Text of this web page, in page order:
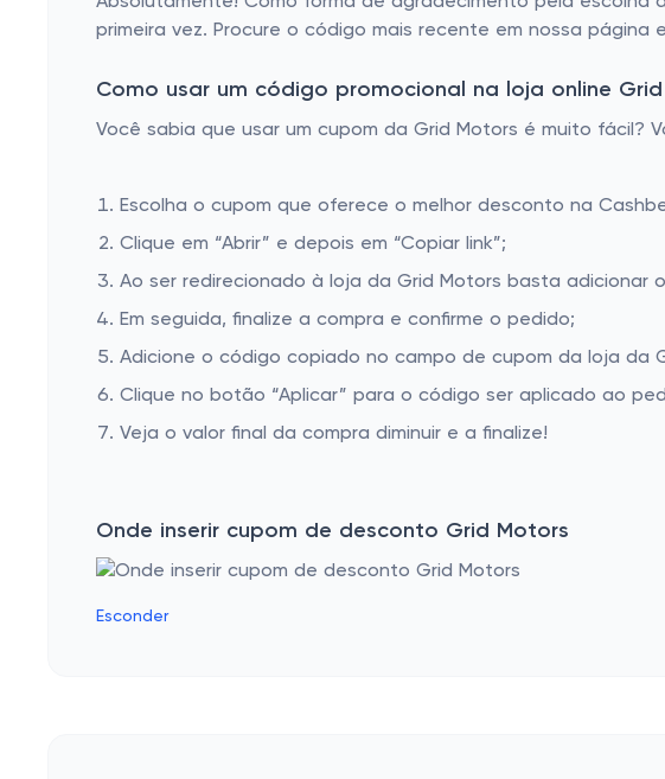
primeira vez. Procure o código mais recente em nossa
Como usar um código promocional na loja online
Você sabia que usar um cupom da Grid Motors é muito fácil?
Escolha o cupom que oferece o melhor desconto na
Clique em “Abrir” e depois em “Copiar link”;
Ao ser redirecionado à loja da Grid Motors basta adicionar
Em seguida, finalize a compra e confirme o pedido;
Adicione o código copiado no campo de cupom da loja da
Clique no botão “Aplicar” para o código ser aplicado ao
Veja o valor final da compra diminuir e a finalize!
Onde inserir cupom de desconto Grid Motors
Esconder